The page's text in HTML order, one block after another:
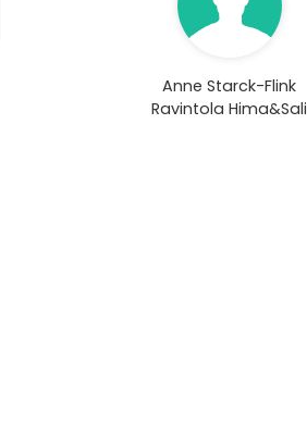
Anne Starck-Flink
Ravintola Hima&Sali